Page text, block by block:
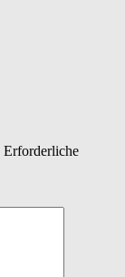
Erforderliche